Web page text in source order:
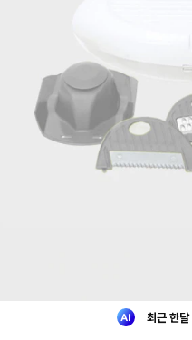
최근 한달